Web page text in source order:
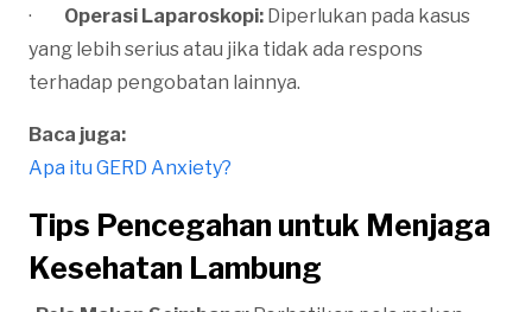
· Operasi Laparoskopi: Diperlukan pada kasus
yang lebih serius atau jika tidak ada respons
terhadap pengobatan lainnya.
Baca juga:
Apa itu GERD Anxiety?
Tips Pencegahan untuk Menjaga
Kesehatan Lambung